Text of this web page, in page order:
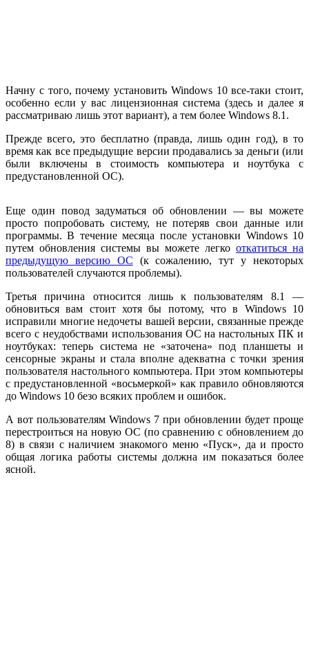
Начну с того, почему установить Windows 10 все-таки стоит,
особенно если у вас лицензионная система (здесь и далее я
рассматриваю лишь этот вариант), а тем более Windows 8.1.
Прежде всего, это бесплатно (правда, лишь один год), в то
время как все предыдущие версии продавались за деньги (или
были включены в стоимость компьютера и ноутбука с
предустановленной ОС).
Еще один повод задуматься об обновлении — вы можете
просто попробовать систему, не потеряв свои данные или
программы. В течение месяца после установки Windows 10
путем обновления системы вы можете легко откатиться на
предыдущую версию ОС (к сожалению, тут у некоторых
пользователей случаются проблемы).
Третья причина относится лишь к пользователям 8.1 —
обновиться вам стоит хотя бы потому, что в Windows 10
исправили многие недочеты вашей версии, связанные прежде
всего с неудобствами использования ОС на настольных ПК и
ноутбуках: теперь система не «заточена» под планшеты и
сенсорные экраны и стала вполне адекватна с точки зрения
пользователя настольного компьютера. При этом компьютеры
с предустановленной «восьмеркой» как правило обновляются
до Windows 10 безо всяких проблем и ошибок.
А вот пользователям Windows 7 при обновлении будет проще
перестроиться на новую ОС (по сравнению с обновлением до
8) в связи с наличием знакомого меню «Пуск», да и просто
общая логика работы системы должна им показаться более
ясной.